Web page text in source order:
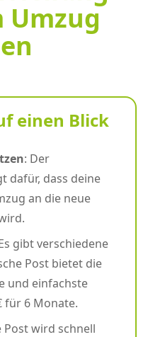
Umzug
einen Blick
: Der
dafür, dass deine
an die neue
gibt verschiedene
Post bietet die
und einfachste
für 6 Monate.
Post wird schnell